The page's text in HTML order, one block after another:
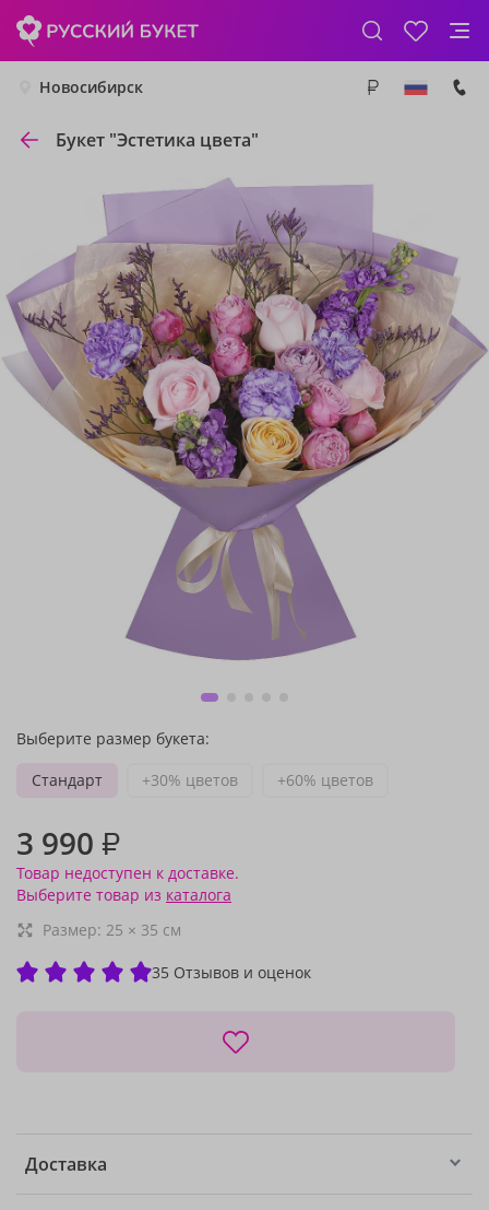
Новосибирск
Букет "Эстетика цвета"
Выберите размер букета:
Стандарт
+30% цветов +60% цветов
3 990 ₽
Товар недоступен к доставке.
Выберите товар из каталога
Размер: 25 × 35 см
35 Отзывов и оценок
Доставка